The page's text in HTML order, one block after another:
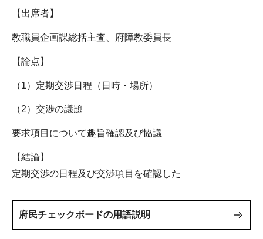
【出席者】
教職員企画課総括主査、府障教委員長
【論点】
（1）定期交渉日程（日時・場所）
（2）交渉の議題
要求項目について趣旨確認及び協議
【結論】
定期交渉の日程及び交渉項目を確認した
府民チェックボードの用語説明